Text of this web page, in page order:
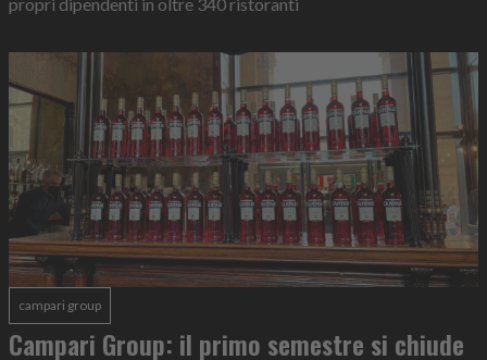
campari group
Campari Group: il primo semestre si chiude